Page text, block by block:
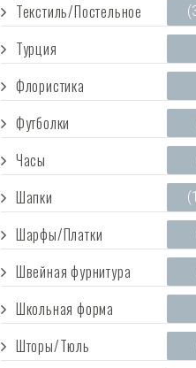
Текстиль/Постельное
Турция
Флористика
Футболки
Часы
Шапки
Шарфы/Платки
Швейная фурнитура
Школьная форма
Шторы/Тюль